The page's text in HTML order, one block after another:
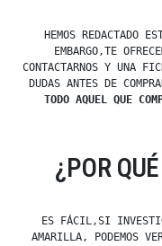
HEMOS REDACTADO
EMBARGO,TE
CONTACTARNOS Y UNA
DUDAS ANTES DE
TODO AQUEL QUE
¿POR
ES FÁCIL,SI
AMARILLA, PODEMOS